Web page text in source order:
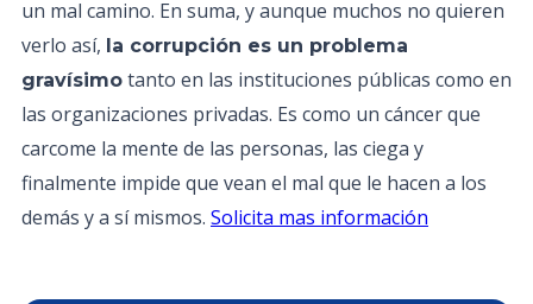
un mal camino. En suma, y aunque muchos no quieren
verlo así, la corrupción es un problema
gravísimo tanto en las instituciones públicas como en
las organizaciones privadas. Es como un cáncer que
carcome la mente de las personas, las ciega y
finalmente impide que vean el mal que le hacen a los
demás y a sí mismos. Solicita mas información